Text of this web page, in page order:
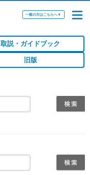
一般の方はこちらへ▼
取説・ガイドブック
旧版